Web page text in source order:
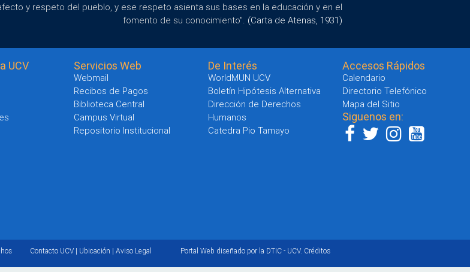
y respeto del pueblo, y ese respeto asienta sus bases en la educación y en el
fomento de su conocimiento". (Carta de Atenas, 1931)
UCV Servicios Web
Webmail
Recibos de Pagos
Biblioteca Central
Campus Virtual
Repositorio Institucional
De Interés
WorldMUN UCV
Boletín Hipótesis Alternativa
Dirección de Derechos
Humanos
Catedra Pio Tamayo
Accesos Rápidos
Calendario
Directorio Telefónico
Mapa del Sitio
Siguenos en:
Contacto UCV| Ubicación | Aviso Legal Portal Web diseñado por la DTIC - UCV. Créditos